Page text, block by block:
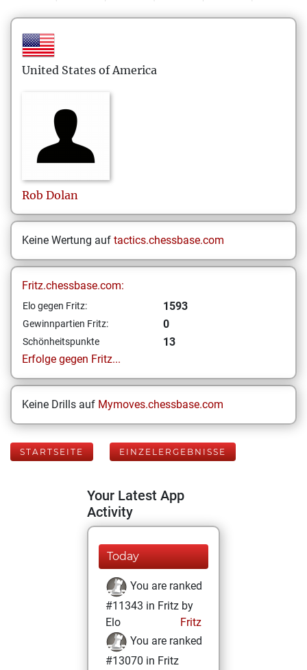
United States of America
Rob Dolan
Keine Wertung auf tactics.chessbase.com
Fritz.chessbase.com:
Elo gegen Fritz: 1593
Gewinnpartien Fritz: 0
Schönheitspunkte
13
Erfolge gegen Fritz...
Keine Drills auf Mymoves.chessbase.com
STARTSEITE EINZELERGEBNISSE
Your Latest App
Activity
Today
You are ranked
#11343 in Fritz by
Elo
Fritz
You are ranked
#13070 in Fritz